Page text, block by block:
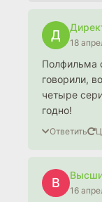
Д
18
Полфильма
говорили,
четыре
годно!
Ответить
В
16